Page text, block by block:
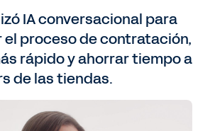
IA conversacional para
proceso de contratación,
rápido y ahorrar tiempo a
de las tiendas.